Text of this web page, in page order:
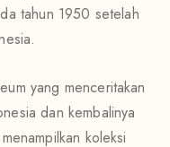
tahun 1950 setelah
yang menceritakan
dan kembalinya
koleksi